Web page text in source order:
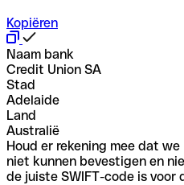
Kopiëren
Naam bank
Credit Union SA
Stad
Adelaide
Land
Australië
Houd er rekening mee dat
niet kunnen bevestigen en
de juiste SWIFT-code is voor